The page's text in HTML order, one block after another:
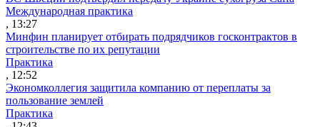
Международная практика
, 13:27
Минфин планирует отбирать подрядчиков госконтрактов в
строительстве по их репутации
Практика
, 12:52
Экономколлегия защитила компанию от переплаты за
пользование землей
Практика